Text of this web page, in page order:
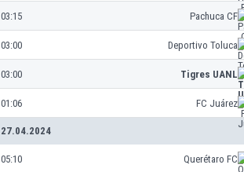
03:15 Pachuca CF
03:00 Deportivo Toluca
03:00 Tigres UANL
01:06 FC Juárez
27.04.2024
05:10 Querétaro FC